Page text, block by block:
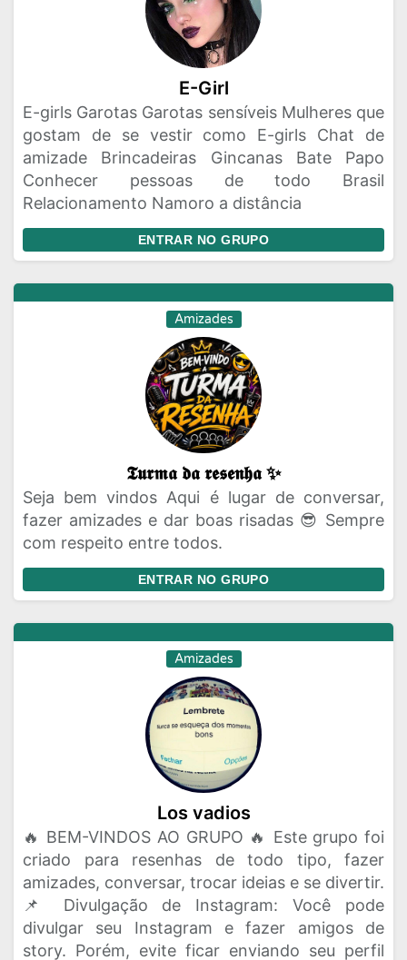
E-Girl
E-girls Garotas Garotas sensíveis Mulheres que
gostam de se vestir como E-girls Chat de
amizade Brincadeiras Gincanas Bate Papo
Conhecer pessoas de todo Brasil
Relacionamento Namoro a distância
ENTRAR NO GRUPO
Amizades
𝕿𝖚𝖗𝖒𝖆 𝖉𝖆 𝖗𝖊𝖘𝖊𝖓𝖍𝖆 ✨
Seja bem vindos Aqui é lugar de conversar,
fazer amizades e dar boas risadas 😎 Sempre
com respeito entre todos.
ENTRAR NO GRUPO
Amizades
Los vadios
🔥 BEM-VINDOS AO GRUPO 🔥 Este grupo foi
criado para resenhas de todo tipo, fazer
amizades, conversar, trocar ideias e se divertir.
📌 Divulgação de Instagram: Você pode
divulgar seu Instagram e fazer amigos de
story. Porém, evite ficar enviando seu perfil